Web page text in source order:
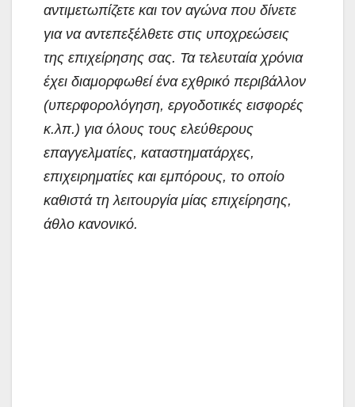
αντιμετωπίζετε και τον αγώνα που δίνετε
για να αντεπεξέλθετε στις υποχρεώσεις
της επιχείρησης σας. Τα τελευταία χρόνια
έχει διαμορφωθεί ένα εχθρικό περιβάλλον
(υπερφορολόγηση, εργοδοτικές εισφορές
κ.λπ.) για όλους τους ελεύθερους
επαγγελματίες, καταστηματάρχες,
επιχειρηματίες και εμπόρους, το οποίο
καθιστά τη λειτουργία μίας επιχείρησης,
άθλο κανονικό.